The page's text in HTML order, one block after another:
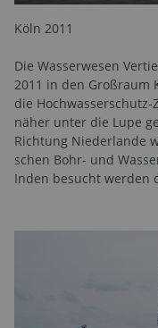
Köln 2011
Die Wasserwesen
2011 in den Großraum
die
näher unter die Lupe
Richtung Niederlande
schen Bohr- und
Inden besucht werden